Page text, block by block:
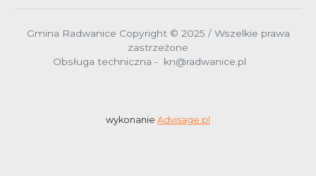
Gmina Radwanice Copyright © 2025 / Wszelkie prawa
zastrzeżone
Obsługa techniczna - kn@radwanice.pl
wykonanie Advisage.pl